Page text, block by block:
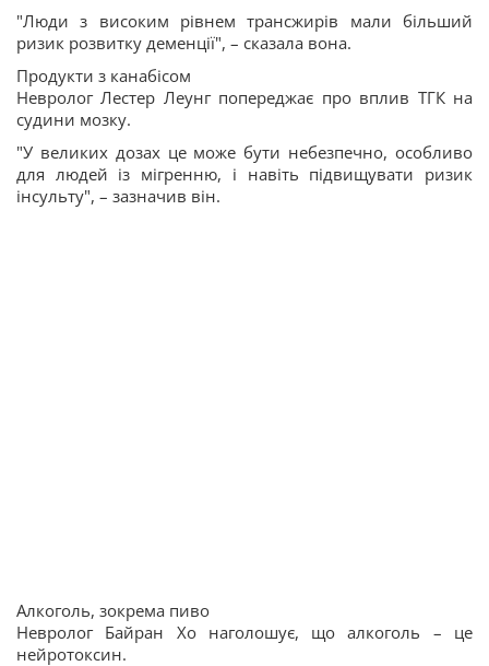
"Люди з високим рівнем трансжирів мали більший
ризик розвитку деменції", – сказала вона.
Продукти з канабісом
Невролог Лестер Леунг попереджає про вплив ТГК на
судини мозку.
"У великих дозах це може бути небезпечно, особливо
для людей із мігренню, і навіть підвищувати ризик
інсульту", – зазначив він.
Алкоголь, зокрема пиво
Невролог Байран Хо наголошує, що алкоголь – це
нейротоксин.